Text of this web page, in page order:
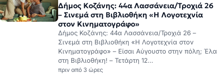
Δήμος Κοζάνης: 44α Λασσάνεια/Τροχιά 26
– Σινεμά στη Βιβλιοθήκη «Η Λογοτεχνία
στον Κινηματογράφο»
Δήμος Κοζάνης: 44α Λασσάνεια/Τροχιά 26 –
Σινεμά στη Βιβλιοθήκη «Η Λογοτεχνία στον
Κινηματογράφο» – Είσαι Αύγουστο στην πόλη; Έλα
στη Βιβλιοθήκη! – Τετάρτη 12…
πριν από 3 ώρες